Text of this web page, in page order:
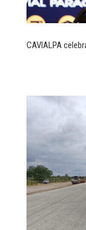
CAVIALPA